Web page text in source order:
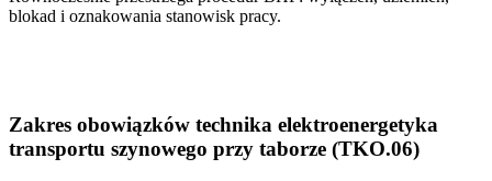
blokad i oznakowania stanowisk pracy.
Zakres obowiązków technika elektroenergetyka
transportu szynowego przy taborze (TKO.06)